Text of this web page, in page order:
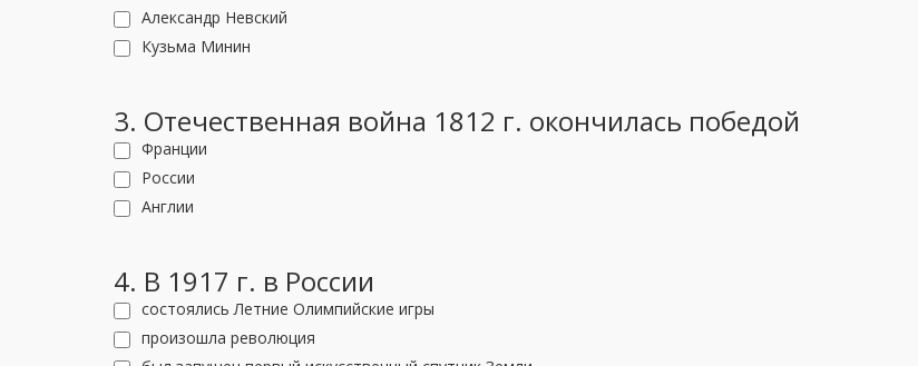
Александр Невский
Кузьма Минин
3. Отечественная война 1812 г. окончилась победой
Франции
России
Англии
4. В 1917 г. в России
состоялись Летние Олимпийские игры
произошла революция